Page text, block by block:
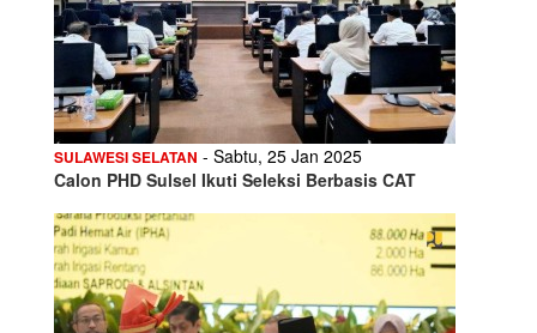
SULAWESI SELATAN - Sabtu, 25 Jan 2025
Calon PHD Sulsel Ikuti Seleksi Berbasis CAT